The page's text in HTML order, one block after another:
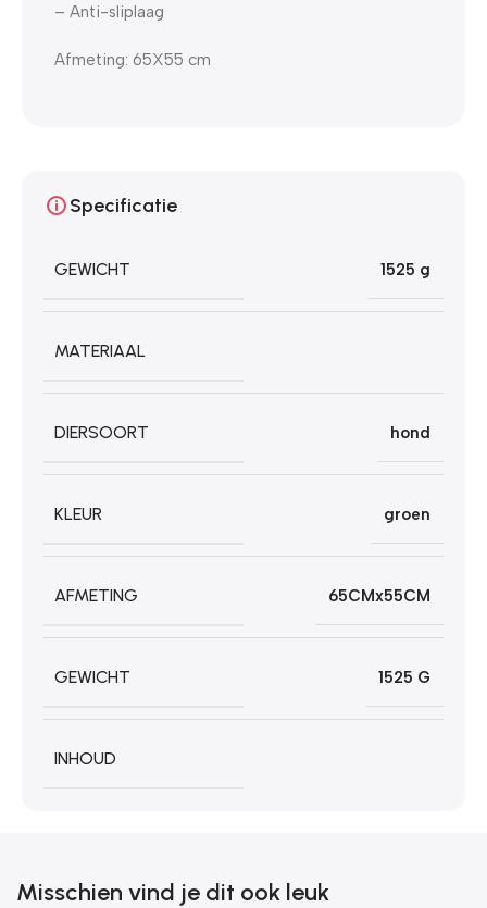
– Anti-sliplaag
Afmeting: 65X55 cm
Specificatie
GEWICHT 1525 g
MATERIAAL
DIERSOORT hond
KLEUR groen
AFMETING 65CMx55CM
GEWICHT 1525 G
INHOUD
Misschien vind je dit ook leuk